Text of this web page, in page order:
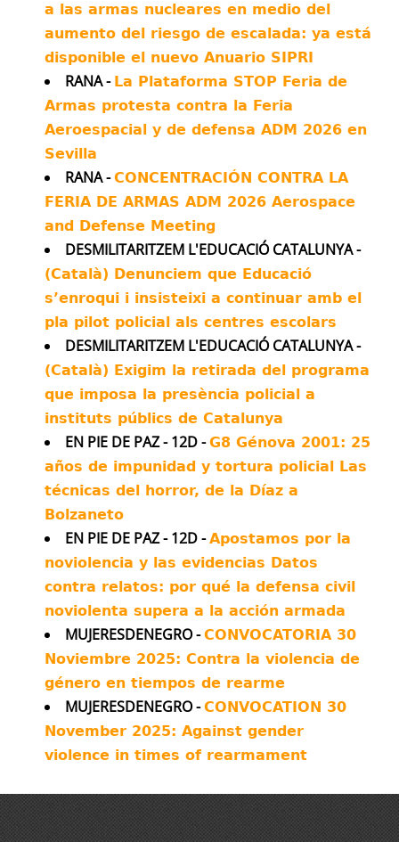
It's four and a half months since the
Minab school bombing.
We've been investigating.
Experts told us all the evidence points to
US responsibility, and a Pentagon source
told us their investigation blames "human
error".
Our findings show the scale of the
intelligence failure.
Twitter
AvatarPasquale Pugliese @pasqpugliese · 16 Jul
Mentre #Marcon dice ai giovani europei
di essere "pronti a versare il sangue", la
meglio gioventù tedesca rifiuta la divisa e fa
#obiezionedicoscienza.
E quella italiana?
Può firmare qui la legge popolare per la
#Difesacivile non armata e nonviolenta:
https://firmereferendum.giustizia.it/.../
19 21 Twitter
a las armas nucleares en medio del
aumento del riesgo de escalada: ya está
disponible el nuevo Anuario SIPRI
RANA - La Plataforma STOP Feria de
Armas protesta contra la Feria
Aeroespacial y de defensa ADM 2026 en
Sevilla
RANA -CONCENTRACIÓN CONTRA LA
FERIA DE ARMAS ADM 2026 Aerospace
and Defense Meeting
DESMILITARITZEM L'EDUCACIÓ CATALUNYA -
(Català) Denunciem que Educació
s’enroqui i insisteixi a continuar amb el
pla pilot policial als centres escolars
DESMILITARITZEM L'EDUCACIÓ CATALUNYA -
(Català) Exigim la retirada del programa
que imposa la presència policial a
instituts públics de Catalunya
EN PIE DE PAZ - 12D -G8 Génova 2001: 25
años de impunidad y tortura policial Las
técnicas del horror, de la Díaz a
Bolzaneto
EN PIE DE PAZ - 12D -Apostamos por la
noviolencia y las evidencias Datos
contra relatos: por qué la defensa civil
noviolenta supera a la acción armada
MUJERESDENEGRO -CONVOCATORIA 30
Noviembre 2025: Contra la violencia de
género en tiempos de rearme
MUJERESDENEGRO -CONVOCATION 30
November 2025: Against gender
violence in times of rearmament